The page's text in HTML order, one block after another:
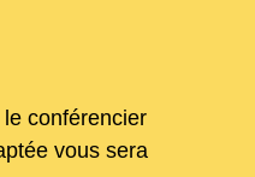
conférencier
vous sera